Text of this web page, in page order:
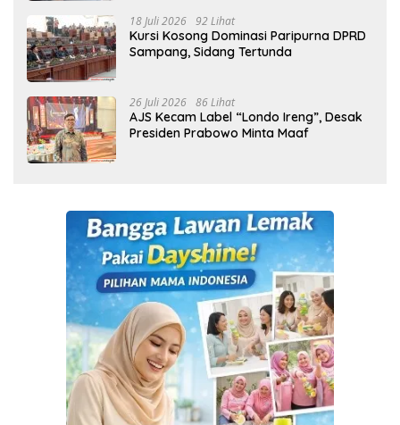
18 Juli 2026 92 Lihat
Kursi Kosong Dominasi Paripurna DPRD
Sampang, Sidang Tertunda
26 Juli 2026 86 Lihat
AJS Kecam Label “Londo Ireng”, Desak
Presiden Prabowo Minta Maaf